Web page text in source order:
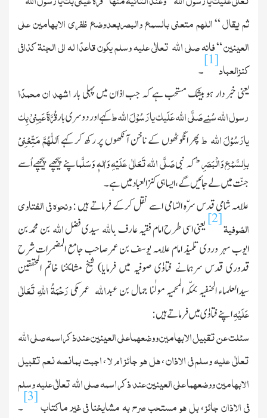
ثم یقال“اللھم متعنی بالسمع والبصربعدوضع ظفری الابھامین علی
العینین“فانہ صلی الله تعالٰی علیہ وسلم یکون قاعدًا لہالی الجنۃ کذافی
کنزالعباد[1]
۔
یعنی خبر دار ہو بیشك مستحب ہے کہ جب اذان میں پہلی باراشھد ان محمدًا
رسول الله سُنے صَلَّی الله عَلَیك یارَسُوْلَ الله طکہے اور دوسری بارقُرَّۃَ عَینِیْ بِك
یارَسُوْلَ الله طپھر انگوٹھوں کے ناخن آنکھوں پر رکھ کر کہےاَللّٰھُمَّ مَتِّعْنِیْ
باِلسَّمْعِ وَالْبَصَرِطکہ نبیصَلَّی اللہ تَعَالٰی عَلَیْہِ وَاٰلہٖ وَسَلَّماپنے پیچھے پیچھے اُسے
جنّت میں لے جائیں گے ، ایسا ہی کنزالعبادمیں ہے۔
علّامہ شامی قدس سرّہ السّامی اسے نقل کرکے فرماتے ہیں :ونحوہ فی الفتاوی
الصّوفیۃ[2]
یعنی اسی طرح امام فقیہ عارف باللهسیدی فضلاللهبن محمد بن
ایوب سہر وردی تلمیذ امام علّامہ یوسف بن عمر صاحب جامع المضمرات شرح
قدوری قدس سرہمانے فتاوٰی صوفیہ میں فرمایا) شیخ مشایخنا خاتم المحققین
سیدالعلماء الحنفیہ بمکّہ المحمیہ مولٰنا جمال بن عبدالله عمر مکیرَحْمَۃُ اللہِ تَعَالٰی
عَلَیْہِاپنے فتاوٰی میں فرماتے ہیں :
سئلت عن تقبیل الابھامین ووضعھماعلی العینین عندذکراسمہ صلی الله
تعالٰی علیہ وسلم فی الاذان،ھل ھو جائز ام لا،اجبت بمانصہ نعم تقبیل
الابھامین ووضعھما علی العینین عند ذکر اسمہ صلی الله تعالٰی علیہ وسلم
فی الاذان جائز،بل ھو مستحب صرح بہ مشایخنا فی غیر ماکتاب[3]
۔